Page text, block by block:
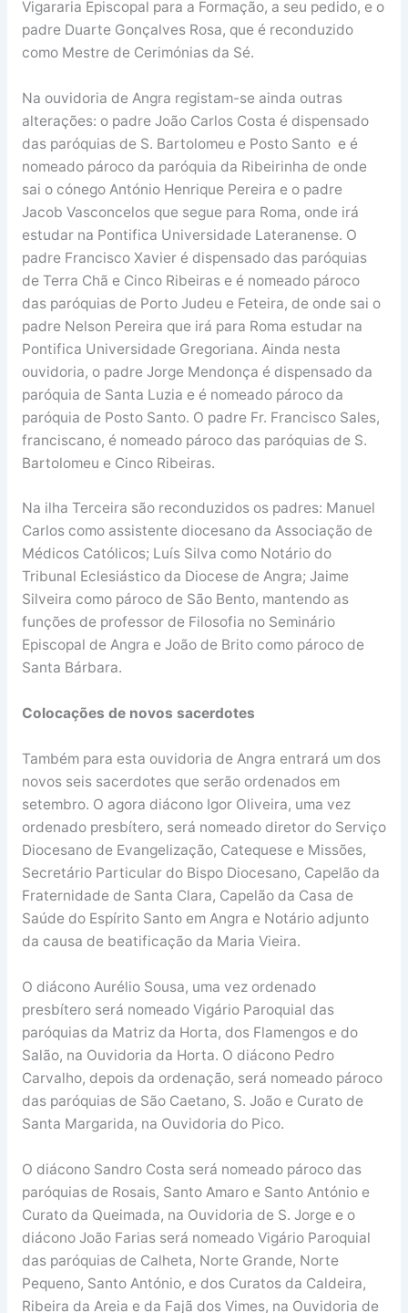
Vigararia Episcopal para a Formação, a seu pedido, e o
padre Duarte Gonçalves Rosa, que é reconduzido
como Mestre de Cerimónias da Sé.
Na ouvidoria de Angra registam-se ainda outras
alterações: o padre João Carlos Costa é dispensado
das paróquias de S. Bartolomeu e Posto Santo e é
nomeado pároco da paróquia da Ribeirinha de onde
sai o cónego António Henrique Pereira e o padre
Jacob Vasconcelos que segue para Roma, onde irá
estudar na Pontifica Universidade Lateranense. O
padre Francisco Xavier é dispensado das paróquias
de Terra Chã e Cinco Ribeiras e é nomeado pároco
das paróquias de Porto Judeu e Feteira, de onde sai o
padre Nelson Pereira que irá para Roma estudar na
Pontifica Universidade Gregoriana. Ainda nesta
ouvidoria, o padre Jorge Mendonça é dispensado da
paróquia de Santa Luzia e é nomeado pároco da
paróquia de Posto Santo. O padre Fr. Francisco Sales,
franciscano, é nomeado pároco das paróquias de S.
Bartolomeu e Cinco Ribeiras.
Na ilha Terceira são reconduzidos os padres: Manuel
Carlos como assistente diocesano da Associação de
Médicos Católicos; Luís Silva como Notário do
Tribunal Eclesiástico da Diocese de Angra; Jaime
Silveira como pároco de São Bento, mantendo as
funções de professor de Filosofia no Seminário
Episcopal de Angra e João de Brito como pároco de
Santa Bárbara.
Colocações de novos sacerdotes
Também para esta ouvidoria de Angra entrará um dos
novos seis sacerdotes que serão ordenados em
setembro. O agora diácono Igor Oliveira, uma vez
ordenado presbítero, será nomeado diretor do Serviço
Diocesano de Evangelização, Catequese e Missões,
Secretário Particular do Bispo Diocesano, Capelão da
Fraternidade de Santa Clara, Capelão da Casa de
Saúde do Espírito Santo em Angra e Notário adjunto
da causa de beatificação da Maria Vieira.
O diácono Aurélio Sousa, uma vez ordenado
presbítero será nomeado Vigário Paroquial das
paróquias da Matriz da Horta, dos Flamengos e do
Salão, na Ouvidoria da Horta. O diácono Pedro
Carvalho, depois da ordenação, será nomeado pároco
das paróquias de São Caetano, S. João e Curato de
Santa Margarida, na Ouvidoria do Pico.
O diácono Sandro Costa será nomeado pároco das
paróquias de Rosais, Santo Amaro e Santo António e
Curato da Queimada, na Ouvidoria de S. Jorge e o
diácono João Farias será nomeado Vigário Paroquial
das paróquias de Calheta, Norte Grande, Norte
Pequeno, Santo António, e dos Curatos da Caldeira,
Ribeira da Areia e da Fajã dos Vimes, na Ouvidoria de